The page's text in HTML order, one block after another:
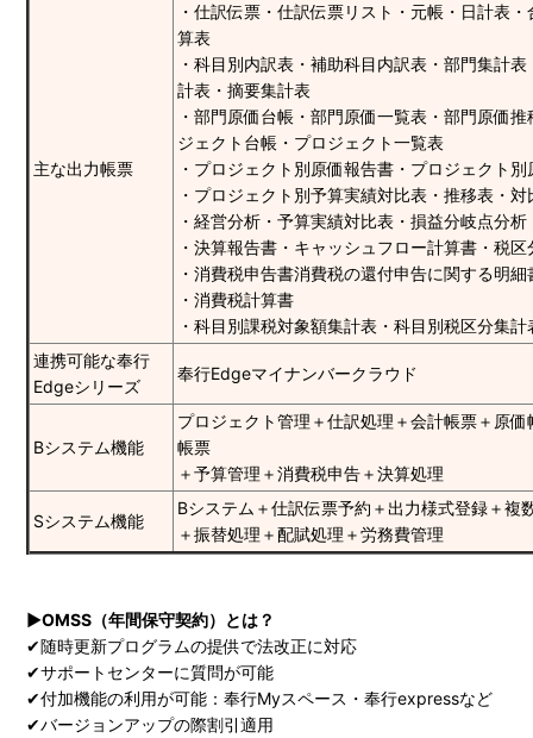
主な出力帳票
・仕訳伝票・仕訳伝票リスト・元帳・日計表
算表
・科目別内訳表・補助科目内訳表・部門集計
計表・摘要集計表
・部門原価台帳・部門原価一覧表・部門原価
ジェクト台帳・プロジェクト一覧表
・プロジェクト別原価報告書・プロジェクト
・プロジェクト別予算実績対比表・推移表・対
・経営分析・予算実績対比表・損益分岐点分析
・決算報告書・キャッシュフロー計算書・税
・消費税申告書消費税の還付申告に関する明細
・消費税計算書
・科目別課税対象額集計表・科目別税区分集計
連携可能な奉行
Edgeシリーズ
奉行Edgeマイナンバークラウド
Bシステム機能
プロジェクト管理＋仕訳処理＋会計帳票＋原価
帳票
＋予算管理＋消費税申告＋決算処理
Sシステム機能
Bシステム＋仕訳伝票予約＋出力様式登録＋複
＋振替処理＋配賦処理＋労務費管理
▶OMSS（年間保守契約）とは？
✔随時更新プログラムの提供で法改正に対応
✔サポートセンターに質問が可能
✔付加機能の利用が可能：奉行Myスペース・奉行expressなど
✔バージョンアップの際割引適用